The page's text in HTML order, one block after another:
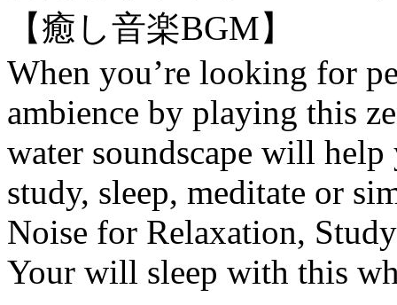
【癒し音楽BGM】
When you’re looking for
ambience by playing this
water soundscape will
study, sleep, meditate or
Noise for Relaxation,
Your will sleep with this